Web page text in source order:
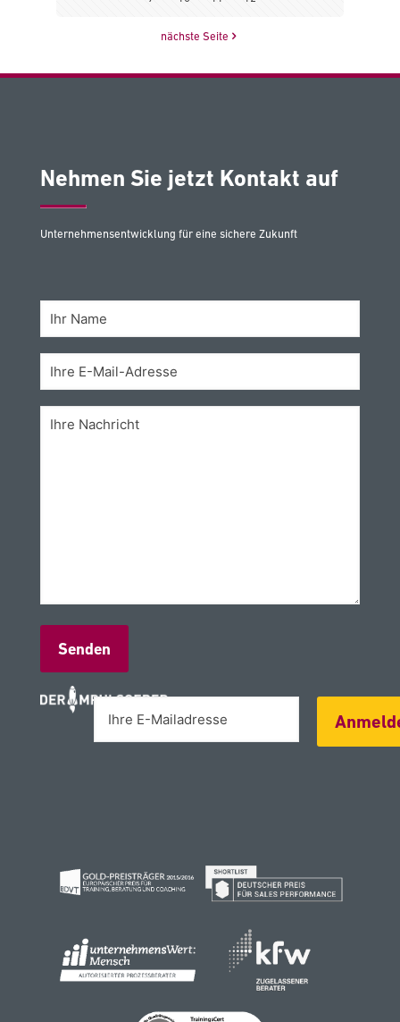
nächste Seite
Nehmen Sie jetzt Kontakt auf
Unternehmensentwicklung für eine sichere Zukunft
Alternative: